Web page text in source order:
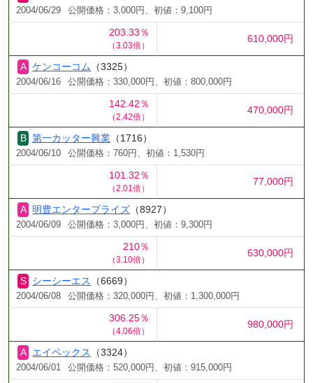
2004/06/29 公開価格：3,000円、初値：9,100円
203.33％
（3.03倍）
610,000円
ケンコーコム （3325）
2004/06/16 公開価格：330,000円、初値：800,000円
142.42％
（2.42倍）
470,000円
第一カッター興業 （1716）
2004/06/10 公開価格：760円、初値：1,530円
101.32％
（2.01倍）
77,000円
明豊エンタープライズ （8927）
2004/06/09 公開価格：3,000円、初値：9,300円
210％
（3.10倍）
630,000円
シーシーエス （6669）
2004/06/08 公開価格：320,000円、初値：1,300,000円
306.25％
（4.06倍）
980,000円
エイペックス （3324）
2004/06/01 公開価格：520,000円、初値：915,000円